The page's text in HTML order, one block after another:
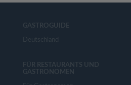
GASTROGUIDE
Deutschland
FÜR RESTAURANTS UND
GASTRONOMEN